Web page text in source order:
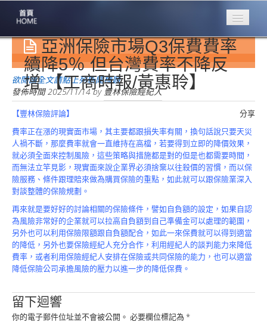
專業豐林
Professional
保險大家談
1386集
台灣商業保險
第一品牌
關於豐林
About
服務項目
Service
火災保額
估算系統
商品簡介
Product
亞洲保險市場Q3保費費率
續降5％ 但台灣費率不降反
增 【工商時報/黃惠聆】
欲閱讀全文請點上列新聞標題
發佈時間2025/11/14by 豐林保險經紀人
分享
【豐林保險評論】
費率正在漲的現實面市場，其主要都跟損失率有關，換句話說只要天災
人禍不斷，那麼費率就會一直維持在高檔，若要得到立即的降價效果，
就必須全面來控制風險，這些策略與措施都是對的但是也都需要時間，
而無法立竿見影，現實面來說企業界必須捨棄以往殺價的習慣，而以保
險服務、條件跟理賠來做為購買保險的重點，如此就可以跟保險業深入
對談整體的保險規劃。
再來就是要好好的討論相關的保險條件，譬如自負額的設定，如果自認
為風險非常好的企業就可以拉高自負額到自己準備金可以處理的範圍，
另外也可以利用保險限額跟自負額配合，如此一來保費就可以得到適當
的降低，另外也要保險經紀人充分合作，利用經紀人的談判能力來降低
費率，或者利用保險經紀人安排在保險或共同保險的能力，也可以適當
降低保險公司承擔風險的壓力以進一步的降低保費。
留下迴響
你的電子郵件位址並不會被公開。 必要欄位標記為 *